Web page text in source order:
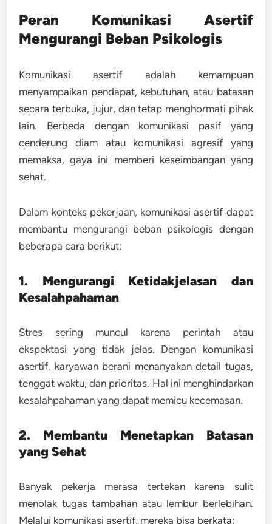
Peran Komunikasi Asertif
Mengurangi Beban Psikologis
Komunikasi asertif adalah kemampuan
menyampaikan pendapat, kebutuhan, atau batasan
secara terbuka, jujur, dan tetap menghormati pihak
lain. Berbeda dengan komunikasi pasif yang
cenderung diam atau komunikasi agresif yang
memaksa, gaya ini memberi keseimbangan yang
sehat.
Dalam konteks pekerjaan, komunikasi asertif dapat
membantu mengurangi beban psikologis dengan
beberapa cara berikut:
1. Mengurangi Ketidakjelasan dan
Kesalahpahaman
Stres sering muncul karena perintah atau
ekspektasi yang tidak jelas. Dengan komunikasi
asertif, karyawan berani menanyakan detail tugas,
tenggat waktu, dan prioritas. Hal ini menghindarkan
kesalahpahaman yang dapat memicu kecemasan.
2. Membantu Menetapkan Batasan
yang Sehat
Banyak pekerja merasa tertekan karena sulit
menolak tugas tambahan atau lembur berlebihan.
Melalui komunikasi asertif, mereka bisa berkata: